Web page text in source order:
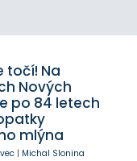
točí! Na
Nových
po 84 letech
mlýna
| Michal Slonina